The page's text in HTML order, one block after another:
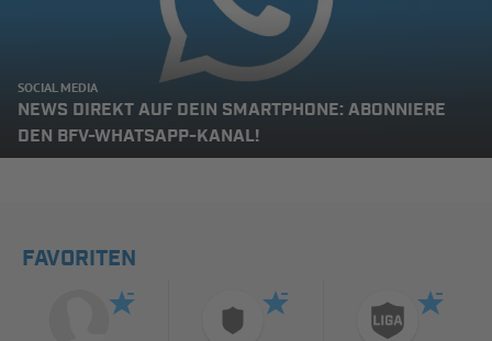
SOCIAL MEDIA
NEWS DIREKT AUF DEIN SMARTPHONE: ABONNIERE
DEN BFV-WHATSAPP-KANAL!
FAVORITEN